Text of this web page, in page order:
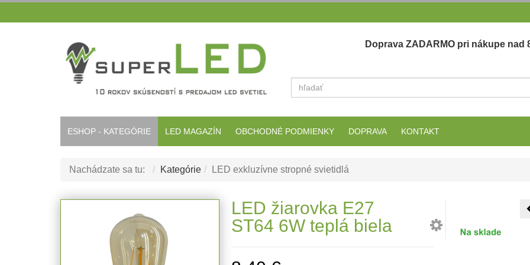
Doprava ZADARMO pri nákupe nad
Vyhľadať
ESHOP - KATEGÓRIE LED MAGAZÍN OBCHODNÉ PODMIENKY DOPRAVA KONTAKT
Nachádzate sa tu: Kategórie LED exkluzívne stropné svietidlá
LED žiarovka E27
ST64 6W teplá biela